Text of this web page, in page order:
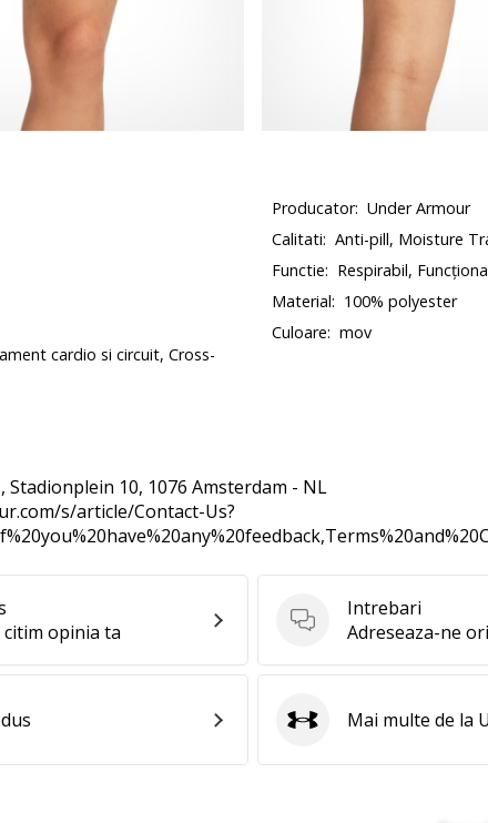
Producator: Under Armour
Calitati: Anti-pill, Moisture
Functie: Respirabil,
Material: 100% polyester
cardio si circuit, Cross-
Culoare: mov
, Stadionplein 10, 1076 Amsterdam - NL
s/article/Contact-Us?
citim opinia ta
Intrebari
Intrebari
Adreseaza-ne
Under Armour
Mai multe de la